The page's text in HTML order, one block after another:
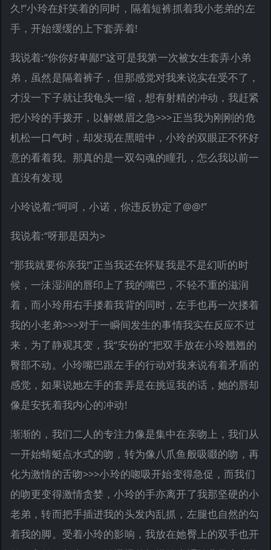
久!”小玲在奸笑着的同时，隔着短裤抓着我小老弟的左
手，开始缓缓的上下套弄着!
我说着:“你你好卑鄙!”这可是我第一次被女生套弄小弟
弟，虽然是隔着裤子，但那感觉对我来说实在受不了，
才没一下子就让我龟头一缩，想有射精的冲动，我赶紧
把小玲的手拨开，以解燃眉之急>>>正当我为刚刚的危
机松一口气时，却发现在黑暗中，小玲的双眼正不怀好
意的看着我。那真的是一双勾魂的瞳孔，怎么我以前一
直没有发现
小玲说着:“呵呵，小诺，你违反协定了@@!”
我说着:“呀那是因为>
“那我就要你亲我!”正当我还在怀疑我是不是幻听的时
候，一沬湿润的唇印上了我的嘴巴，不轻不重的滋润
着，而小玲用右手搂着我背的同时，左手也再一次搂着
我的小老弟>>>对于一瞬间发生的事情我实在反应不过
来，为了静观其变，我“安份的”把双手放在小玲翘翘的
臀部不动。小玲嘴巴跟左手的行动对我来说有着矛盾的
感觉，如果说她左手的套弄是在挑逗我的话，她的唇却
像是安抚着我内心的冲动!
渐渐的，我们二人的专注力像是集中在亲吻上，我们从
一开始蜻蜓点水式的吻，转为像八爪鱼般吸啜的吻，再
化为激情的舌吻>>>小玲的唿吸开始变得急促，而我们
的吻更变得激情贪婪，小玲的手亦离开了我那坚硬的小
老弟，转而把手插进我的头发内乱抓，左腿也自然的勾
着我的脚。受着小玲的影响，我放在她臀上的双手也开